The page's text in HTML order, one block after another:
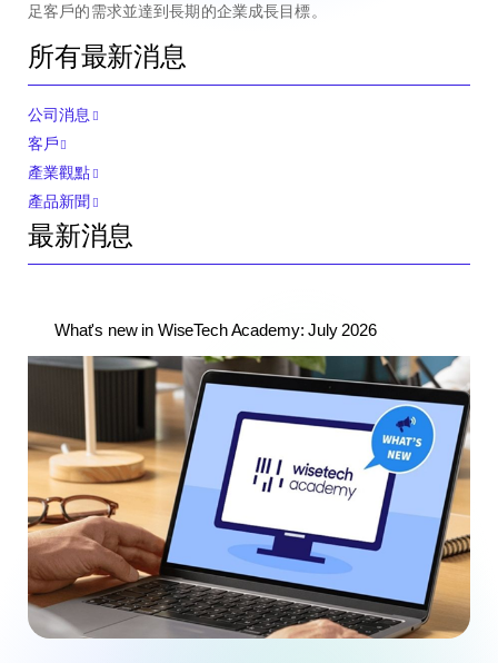
足客戶的需求並達到長期的企業成長目標。
所有最新消息
公司消息
客戶
產業觀點
產品新聞
最新消息
What's new in WiseTech Academy: July 2026